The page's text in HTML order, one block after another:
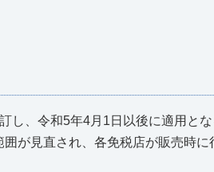
し、令和5年4月1日以後に適用と
が見直され、各免税店が販売時